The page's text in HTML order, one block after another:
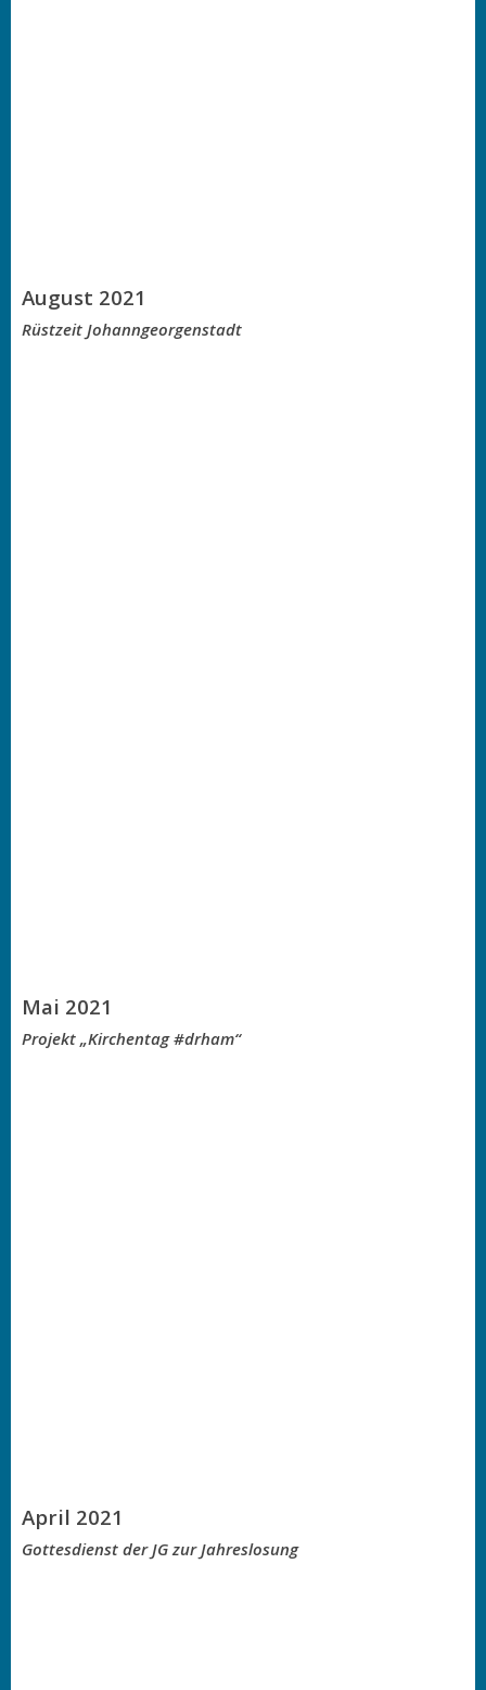
August 2021
Rüstzeit Johanngeorgenstadt
Mai 2021
Projekt „Kirchentag #drham“
April 2021
Gottesdienst der JG zur Jahreslosung